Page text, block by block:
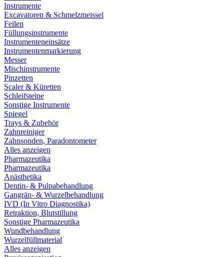
Instrumente
Excavatoren & Schmelzmeissel
Feilen
Füllungsinstrumente
Instrumenteneinsätze
Instrumentenmarkierung
Messer
Mischinstrumente
Pinzetten
Scaler & Küretten
Schleifsteine
Sonstige Instrumente
Spiegel
Trays & Zubehör
Zahnreiniger
Zahnsonden, Paradontometer
Alles anzeigen
Pharmazeutika
Pharmazeutika
Anästhetika
Dentin- & Pulpabehandlung
Gangrän- & Wurzelbehandlung
IVD (In Vitro Diagnostika)
Retraktion, Blutstillung
Sonstige Pharmazeutika
Wundbehandlung
Wurzelfüllmaterial
Alles anzeigen